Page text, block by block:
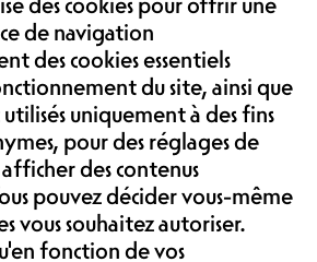
‹
CAFÉ
&
#8 BY LA
: FANTASTIC MAN
BARAQUE
| TERRASSE
| 16H00 –
21H30
de navigation
des cookies essentiels
du site, ainsi que
uniquement à des fins
pour des réglages de
des contenus
pouvez décider vous-même
vous souhaitez autoriser.
fonction de vos